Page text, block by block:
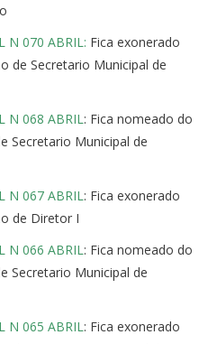
N 070 ABRIL: Fica exonerado
de Secretario Municipal de
N 068 ABRIL: Fica nomeado do
Secretario Municipal de
N 067 ABRIL: Fica exonerado
de Diretor I
N 066 ABRIL: Fica nomeado do
Secretario Municipal de
N 065 ABRIL: Fica exonerado